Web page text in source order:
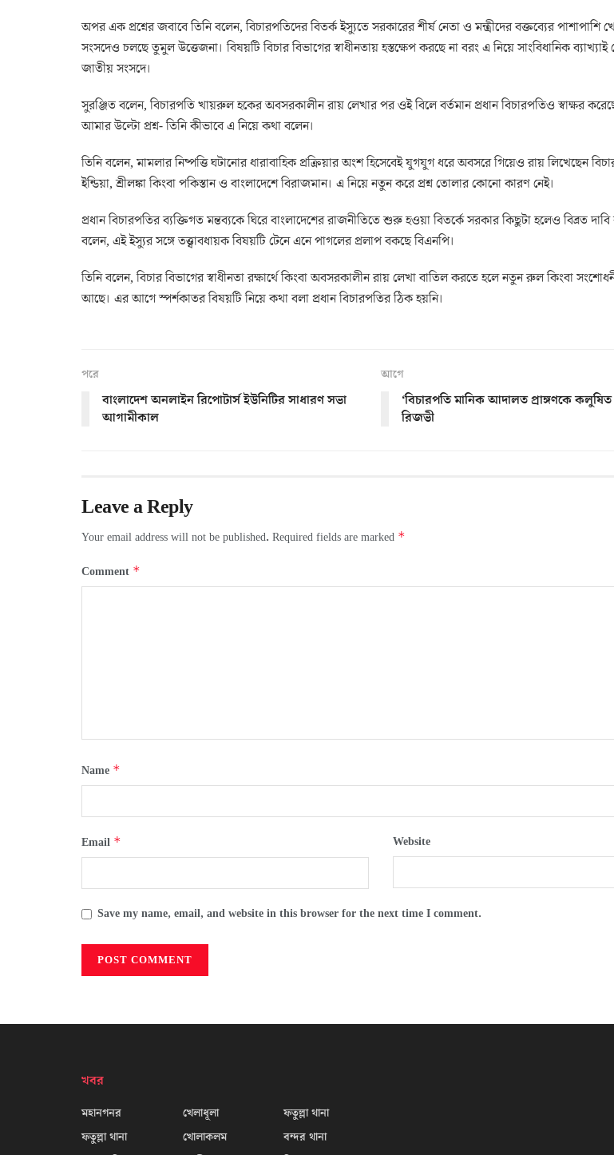
অপর এক প্রশ্নের জবাবে তিনি বলেন, বিচারপতিদের বিতর্ক ইস্যুতে সরকারের শীর্ষ নেতা ও মন্ত্রীদের বক্তব্যের পাশাপাশি
সংসদেও চলছে তুমুল উত্তেজনা। বিষয়টি বিচার বিভাগের স্বাধীনতায় হস্তক্ষেপ করছে না বরং এ নিয়ে সাংবিধানিক ব্যাখ্যাই
জাতীয় সংসদে।
সুরঞ্জিত বলেন, বিচারপতি খায়রুল হকের অবসরকালীন রায় লেখার পর ওই বিলে বর্তমান প্রধান বিচারপতিও স্বাক্ষর
আমার উল্টো প্রশ্ন- তিনি কীভাবে এ নিয়ে কথা বলেন।
তিনি বলেন, মামলার নিষ্পত্তি ঘটানোর ধারাবাহিক প্রক্রিয়ার অংশ হিসেবেই যুগযুগ ধরে অবসরে গিয়েও রায় লিখেছেন
ইন্ডিয়া, শ্রীলঙ্কা কিংবা পকিস্তান ও বাংলাদেশে বিরাজমান। এ নিয়ে নতুন করে প্রশ্ন তোলার কোনো কারণ নেই।
প্রধান বিচারপতির ব্যক্তিগত মন্তব্যকে ঘিরে বাংলাদেশের রাজনীতিতে শুরু হওয়া বিতর্কে সরকার কিছুটা হলেও বিব্রত
বলেন, এই ইস্যুর সঙ্গে তত্ত্বাবধায়ক বিষয়টি টেনে এনে পাগলের প্রলাপ বকছে বিএনপি।
তিনি বলেন, বিচার বিভাগের স্বাধীনতা রক্ষার্থে কিংবা অবসরকালীন রায় লেখা বাতিল করতে হলে নতুন রুল কিংবা
আছে। এর আগে স্পর্শকাতর বিষয়টি নিয়ে কথা বলা প্রধান বিচারপতির ঠিক হয়নি।
পরে
বাংলাদেশ অনলাইন রিপোটার্স ইউনিটির সাধারণ সভা
আগামীকাল
আগে
‘বিচারপতি মানিক আদালত প্রাঙ্গণকে
রিজভী
Leave a Reply
Your email address will not be published. Required fields are marked *
Comment *
Name *
Email * Website
Save my name, email, and website in this browser for the next time I comment.
খবর
মহানগনর
ফতুল্লা থানা
খেলাধূলা
খোলাকলম
ফতুল্লা থানা
বন্দর থানা